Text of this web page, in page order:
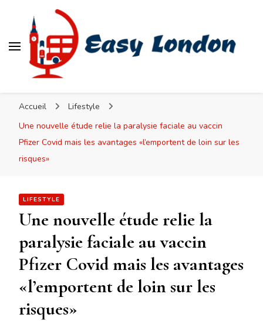
Accueil
Lifestyle
Une nouvelle étude relie la paralysie faciale au vaccin
Pfizer Covid mais les avantages «l’emportent de loin sur les
risques»
LIFESTYLE
Une nouvelle étude relie la
paralysie faciale au vaccin
Pfizer Covid mais les avantages
«l’emportent de loin sur les
risques»